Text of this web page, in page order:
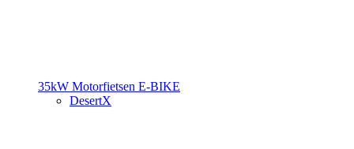
35kW Motorfietsen E-BIKE
DesertX